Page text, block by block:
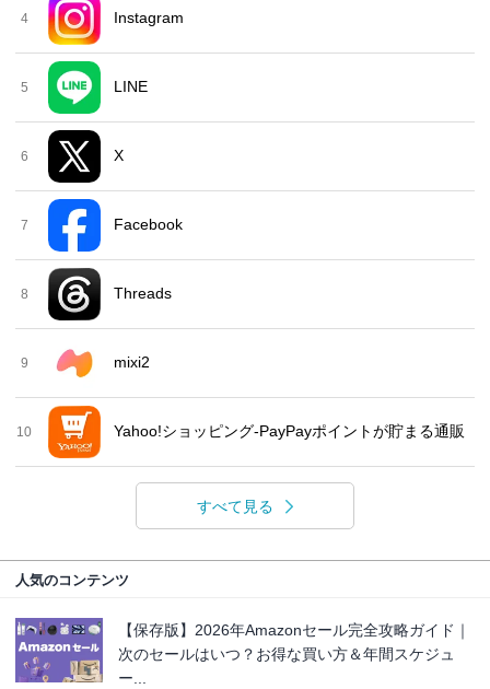
4 Instagram
5 LINE
6 X
7 Facebook
8 Threads
9 mixi2
10 Yahoo!ショッピング-PayPayポイントが貯まる通販
すべて見る
人気のコンテンツ
【保存版】2026年Amazonセール完全攻略ガイド｜
次のセールはいつ？お得な買い方＆年間スケジュ
ー...